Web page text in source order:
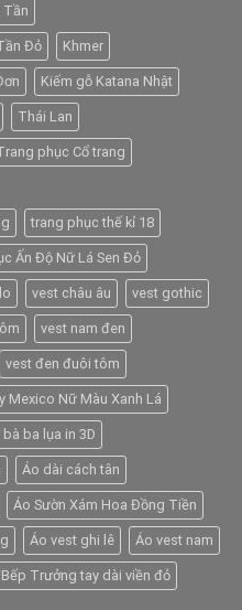
Tần
Đỏ Khmer
Kiếm gỗ Katana Nhật
Thái Lan
phục Cổ trang
trang phục thế kỉ 18
Ấn Độ Nữ Lá Sen Đỏ
vest châu âu vest gothic
vest nam đen
vest đen đuôi tôm
Mexico Nữ Màu Xanh Lá
bà ba lụa in 3D
Áo dài cách tân
Áo Sườn Xám Hoa Đồng Tiền
Áo vest ghi lê Áo vest nam
Trưởng tay dài viền đỏ